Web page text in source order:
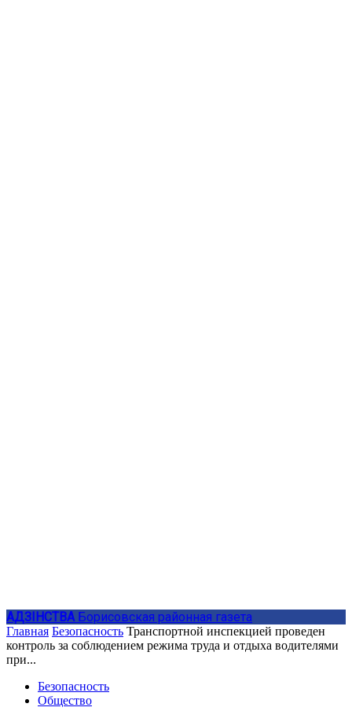
АДЗIНСТВА Борисовская районная газета
Главная Безопасность Транспортной инспекцией проведен
контроль за соблюдением режима труда и отдыха водителями
при...
Безопасность
Общество